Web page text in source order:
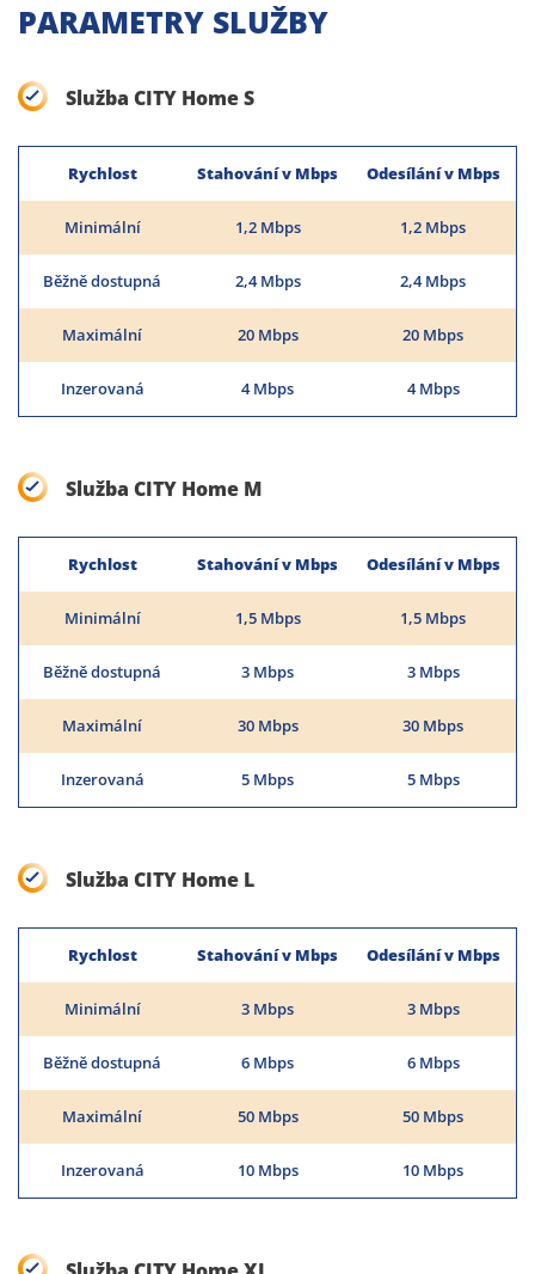
PARAMETRY SLUŽBY
Služba CITY Home S
Rychlost Stahování v Mbps Odesílání v Mbps
Minimální 1,2 Mbps 1,2 Mbps
Běžně dostupná 2,4 Mbps 2,4 Mbps
Maximální 20 Mbps 20 Mbps
Inzerovaná 4 Mbps 4 Mbps
Služba CITY Home M
Rychlost Stahování v Mbps Odesílání v Mbps
Minimální 1,5 Mbps 1,5 Mbps
Běžně dostupná 3 Mbps 3 Mbps
Maximální 30 Mbps 30 Mbps
Inzerovaná 5 Mbps 5 Mbps
Služba CITY Home L
Rychlost Stahování v Mbps Odesílání v Mbps
Minimální 3 Mbps 3 Mbps
Běžně dostupná 6 Mbps 6 Mbps
Maximální 50 Mbps 50 Mbps
Inzerovaná 10 Mbps 10 Mbps